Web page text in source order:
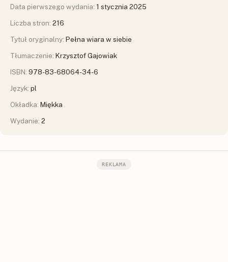
Data pierwszego wydania: 1 stycznia 2025
Liczba stron: 216
Tytuł oryginalny: Pełna wiara w siebie
Tłumaczenie: Krzysztof Gajowiak
ISBN: 978-83-68064-34-6
Język: pl
Okładka: Miękka
Wydanie: 2
REKLAMA